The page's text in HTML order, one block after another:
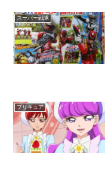
スーパー戦隊
プリキュア